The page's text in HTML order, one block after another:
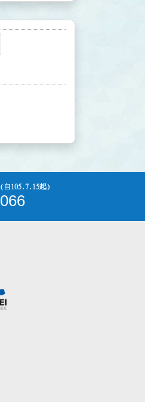
(自105.7.15起)